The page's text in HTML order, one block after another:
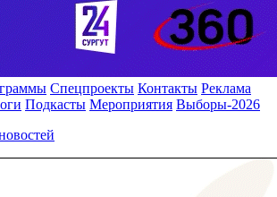
Спецпроекты Контакты Реклама
Подкасты Мероприятия Выборы-2026